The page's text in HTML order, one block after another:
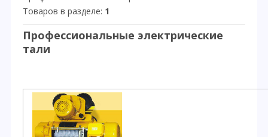
Товаров в разделе: 1
Профессиональные электрические
тали